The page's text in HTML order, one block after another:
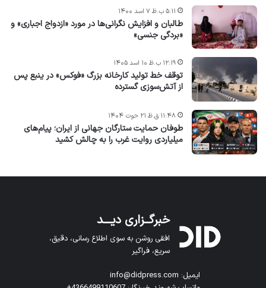
طالبان و افزایش نگرانی‌ها در مورد «ازدواج اجباری» و
«بردگی جنسی»
۵:۱۱ ب.ظ ۷ اسد ۱۴۰۰
توقف خط تولید کارخانه بزرگ «فوکس» در ینبع پس
از آتش‌سوزی گسترده
۱۲:۱۹ ب.ظ ۱۰ اسد ۱۴۰۵
طوفان حمایت ستارگان جهانی از ایران؛ پیام‌های
میلیاردی روایت غرب را به چالش کشید
۱۱:۴۸ ق.ظ ۲۱ حوت ۱۴۰۴
خبرگــزاری دیـــد
افقی روشن به سوی اطلاع رسانی، دقیق،
سریع، فراگیر
ایمیل: info@didpress.com